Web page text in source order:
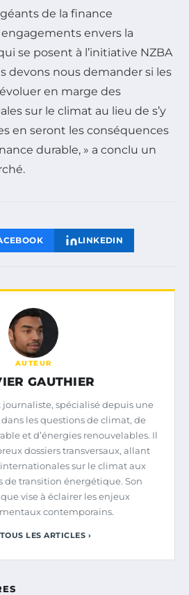
de la finance
envers la
se posent à l’initiative NZBA
devons nous demander si les
en marge des
sur le climat au lieu de s’y
en seront les conséquences
durable, » a conclu un
LINKEDIN
AUTEUR
GAUTHIER
spécialisé depuis une
les questions de climat, de
et d’énergies renouvelables. Il
dossiers transversaux, allant
sur le climat aux
de transition énergétique. Son
vise à éclairer les enjeux
contemporains.
LES ARTICLES ›